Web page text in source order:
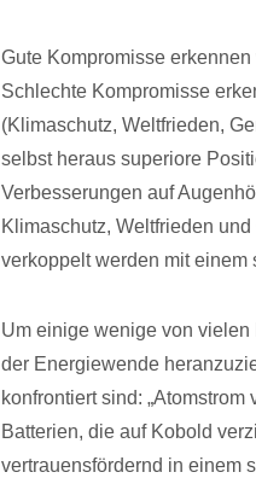
Gute Kompromisse
Schlechte Kompromisse
(Klimaschutz, Weltfrieden,
selbst heraus superiore
Verbesserungen auf
Klimaschutz, Weltfrieden
verkoppelt werden mit
Um einige wenige von
der Energiewende
konfrontiert sind: „Atomstrom
Batterien, die auf Kobold
vertrauensfördernd in einem